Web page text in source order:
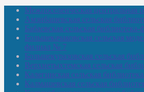
Межпоселенческая центральная
Амзибашевская сельская
Бабаевская сельская
Большекачаковская сельская
филиал № 7
Большекуразовская сельская
Верхнетыхтемская сельская
Калегинская сельская
Калмашевская сельская